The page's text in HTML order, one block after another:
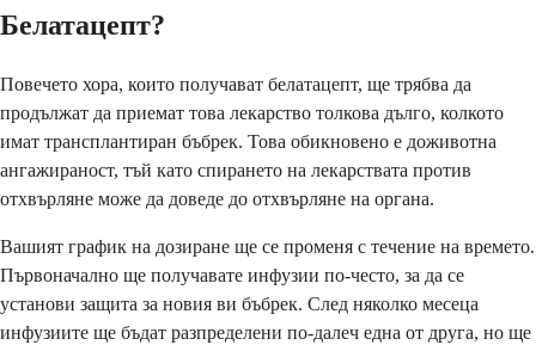
Белатацепт?
Повечето хора, които получават белатацепт, ще трябва да
продължат да приемат това лекарство толкова дълго, колкото
имат трансплантиран бъбрек. Това обикновено е доживотна
ангажираност, тъй като спирането на лекарствата против
отхвърляне може да доведе до отхвърляне на органа.
Вашият график на дозиране ще се променя с течение на времето.
Първоначално ще получавате инфузии по-често, за да се
установи защита за новия ви бъбрек. След няколко месеца
инфузиите ще бъдат разпределени по-далеч една от друга, но ще